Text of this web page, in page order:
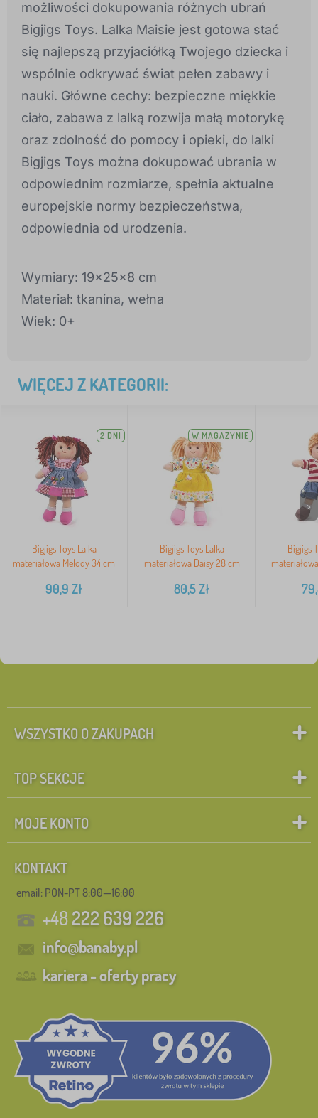
możliwości dokupowania różnych ubrań
Bigjigs Toys. Lalka Maisie jest gotowa stać
się najlepszą przyjaciółką Twojego dziecka i
wspólnie odkrywać świat pełen zabawy i
nauki. Główne cechy: bezpieczne miękkie
ciało, zabawa z lalką rozwija małą motorykę
oraz zdolność do pomocy i opieki, do lalki
Bigjigs Toys można dokupować ubrania w
odpowiednim rozmiarze, spełnia aktualne
europejskie normy bezpieczeństwa,
odpowiednia od urodzenia.
Wymiary: 19x25x8 cm
Materiał: tkanina, wełna
Wiek: 0+
WIĘCEJ Z KATEGORII:
2 DNI
Bigjigs Toys Lalka
materiałowa Melody 34 cm
90,9 Zł
W MAGAZYNIE
Bigjigs Toys Lalka
materiałowa Daisy 28 cm
80,5Zł
Bigjigs
>
WSZYSTKO O ZAKUPACH
TOP SEKCJE
MOJE KONTO
KONTAKT
email: PON-PT 8:00—16:00
+48222 639 226
info@banaby.pl
kariera - oferty pracy